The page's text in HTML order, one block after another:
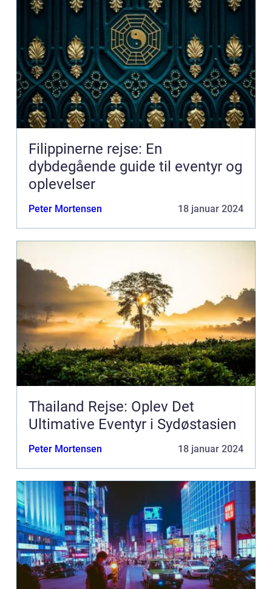
Filippinerne rejse: En
dybdegående guide til eventyr og
oplevelser
Peter Mortensen 18 januar 2024
Thailand Rejse: Oplev Det
Ultimative Eventyr i Sydøstasien
Peter Mortensen 18 januar 2024